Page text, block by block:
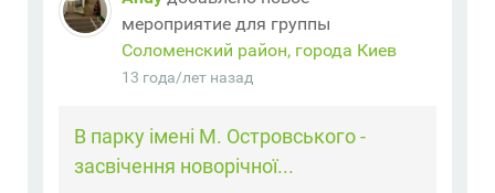
мероприятие для группы
Соломенский район, города Киев
13 года/лет назад
В парку імені М. Островського -
засвічення новорічної...